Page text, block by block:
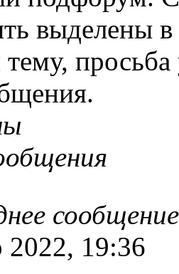
выделены
тему,
сообщение
2022, 19:36